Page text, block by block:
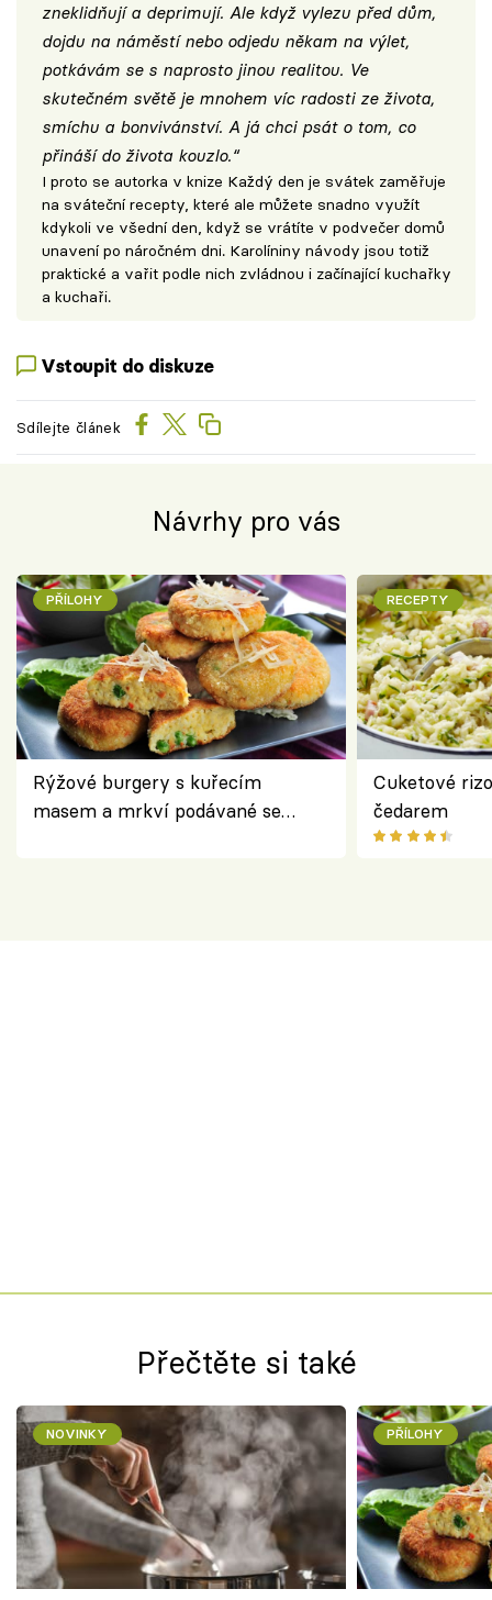
zneklidňují a deprimují. Ale když vylezu před dům,
dojdu na náměstí nebo odjedu někam na výlet,
potkávám se s naprosto jinou realitou. Ve
skutečném světě je mnohem víc radosti ze života,
smíchu a bonvivánství. A já chci psát o tom, co
přináší do života kouzlo.“
I proto se autorka v knize Každý den je svátek zaměřuje
na sváteční recepty, které ale můžete snadno využít
kdykoli ve všední den, když se vrátíte v podvečer domů
unavení po náročném dni. Karolíniny návody jsou totiž
praktické a vařit podle nich zvládnou i začínající kuchařky
a kuchaři.
Vstoupit do diskuze
Sdílejte článek
Návrhy pro vás
PŘÍLOHY
Rýžové burgery s kuřecím
masem a mrkví podávané se
RECEPTY
Cuketové
čedarem
Přečtěte si také
NOVINKY PŘÍLOHY